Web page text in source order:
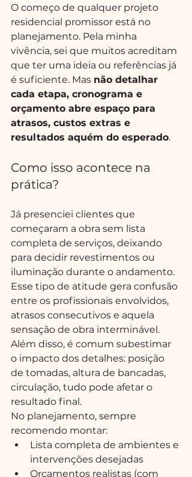
O começo de qualquer projeto
residencial promissor está no
planejamento. Pela minha
vivência, sei que muitos acreditam
que ter uma ideia ou referências já
é suficiente. Mas não detalhar
cada etapa, cronograma e
orçamento abre espaço para
atrasos, custos extras e
resultados aquém do esperado.
Como isso acontece na
prática?
Já presenciei clientes que
começaram a obra sem lista
completa de serviços, deixando
para decidir revestimentos ou
iluminação durante o andamento.
Esse tipo de atitude gera confusão
entre os profissionais envolvidos,
atrasos consecutivos e aquela
sensação de obra interminável.
Além disso, é comum subestimar
o impacto dos detalhes: posição
de tomadas, altura de bancadas,
circulação, tudo pode afetar o
resultado final.
No planejamento, sempre
recomendo montar:
Lista completa de ambientes e
intervenções desejadas
Orçamentos realistas (com